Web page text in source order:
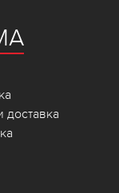
доставка